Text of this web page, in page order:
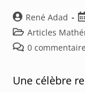
Auteur/autrice
de
la
publication :
René Adad
Post
category:
Articles
Post0 commentaire
Une célèbre